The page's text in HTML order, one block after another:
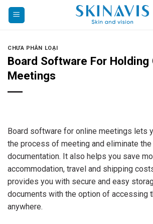
Skip
CHƯA PHÂN LOẠI
Board Software For Holding
Meetings
Board software for online meetings lets
the process of meeting and eliminate
documentation. It also helps you save
accommodation, travel and shipping
provides you with secure and easy
documents with the option of accessing
anywhere.